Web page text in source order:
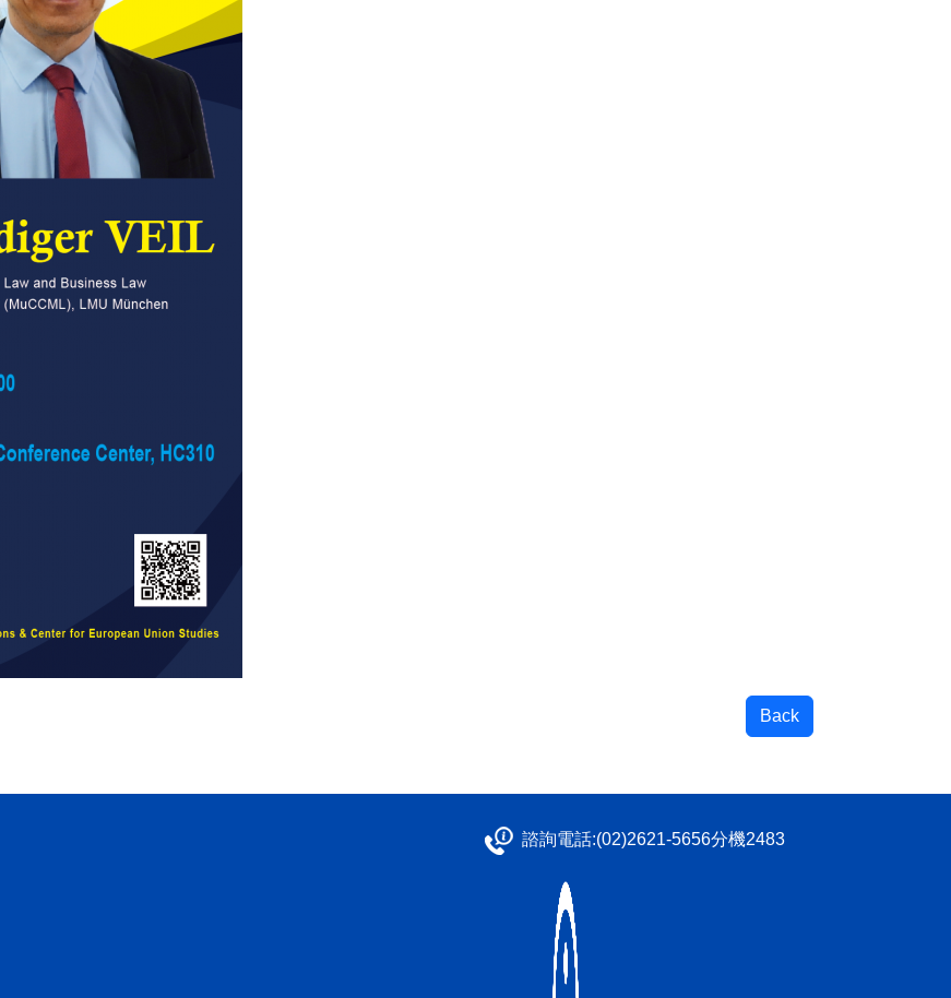
Back
諮詢電話:(02)2621-5656分機2483